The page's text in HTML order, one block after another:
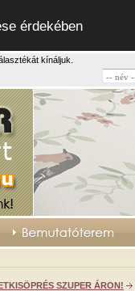
érdekében
kínáljuk.
SZUPER ÁRON!